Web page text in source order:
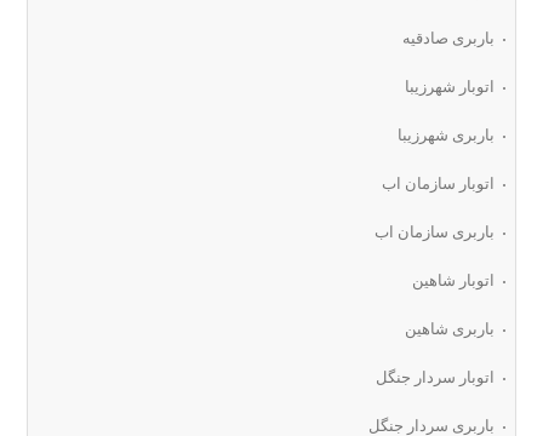
باربری صادقیه
اتوبار شهرزیبا
باربری شهرزیبا
اتوبار سازمان اب
باربری سازمان اب
اتوبار شاهین
باربری شاهین
اتوبار سردار جنگل
باربری سردار جنگل